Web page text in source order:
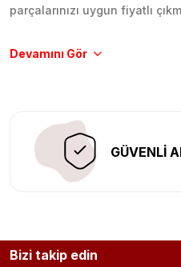
parçalarınızı uygun fiyatlı
Tüm ürünlerimiz orijinal,
GÜVENLİ
Bizi takip edin